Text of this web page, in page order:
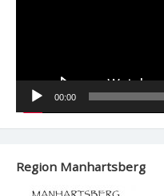
00:00
Region Manhartsberg